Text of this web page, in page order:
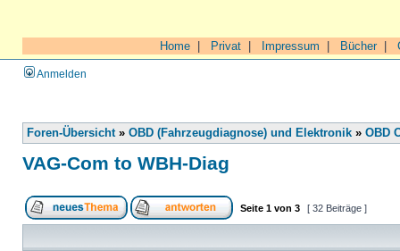
Home Privat Impressum Bücher|
Anmelden
Foren-Übersicht» OBD (Fahrzeugdiagnose) und Elektronik » OBD
VAG-Com to WBH-Diag
Seite 1 von 3 [ 32 Beiträge ]